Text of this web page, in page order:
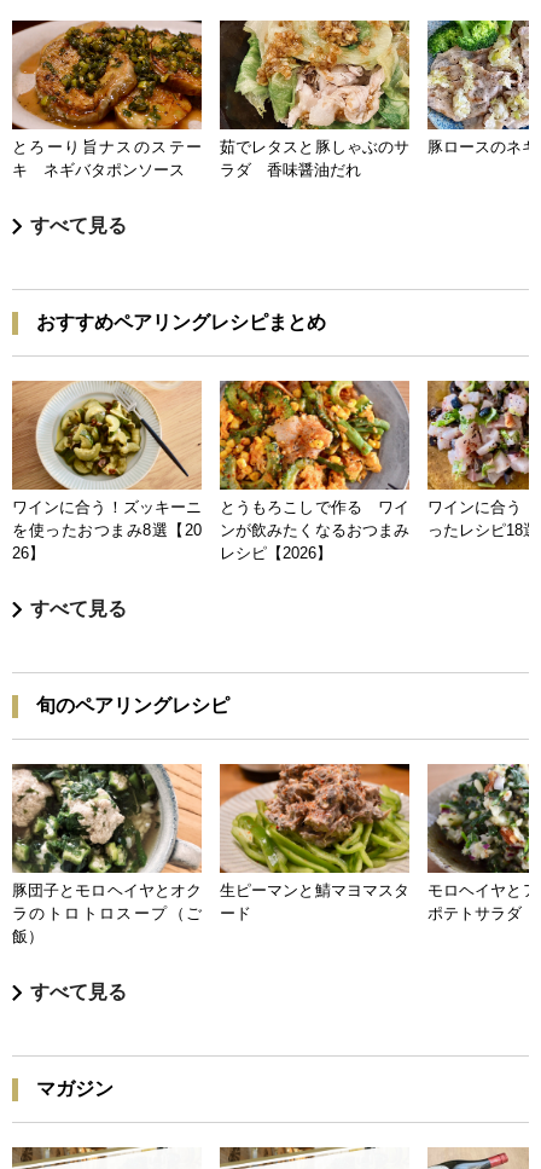
とろーり旨ナスのステー
キ ネギバタポンソース
茹でレタスと豚しゃぶのサ
ラダ 香味醤油だれ
豚ロースのネ
すべて見る
おすすめペアリングレシピまとめ
ワインに合う！ズッキーニ
を使ったおつまみ8選【20
26】
とうもろこしで作る ワイ
ンが飲みたくなるおつまみ
レシピ【2026】
ワインに合う
ったレシピ18
すべて見る
旬のペアリングレシピ
豚団子とモロヘイヤとオク
ラのトロトロスープ（ご
飯）
生ピーマンと鯖マヨマスタ
ード
モロヘイヤと
ポテトサラダ
すべて見る
マガジン